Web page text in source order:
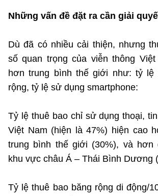
Những vấn đề đặt ra cần giải
Dù đã có nhiều cải thiện, nhưng
số quan trọng của viễn thông
hơn trung bình thế giới như: tỷ lệ
rộng, tỷ lệ sử dụng smartphone:
Tỷ lệ thuê bao chỉ sử dụng thoại,
Việt Nam (hiện là 47%) hiện cao
trung bình thế giới (30%), và hơn
khu vực châu Á – Thái Bình Dương
Tỷ lệ thuê bao băng rộng di động/